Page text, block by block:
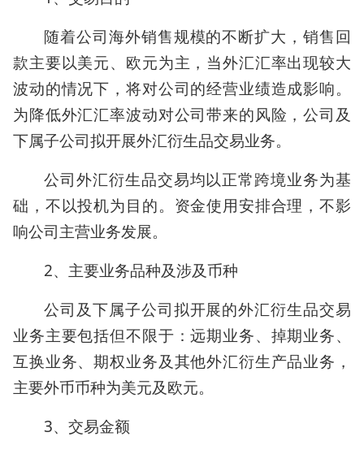
随着公司海外销售规模的不断扩大，销售回
款主要以美元、欧元为主，当外汇汇率出现较大
波动的情况下，将对公司的经营业绩造成影响。
为降低外汇汇率波动对公司带来的风险，公司及
下属子公司拟开展外汇衍生品交易业务。
公司外汇衍生品交易均以正常跨境业务为基
础，不以投机为目的。资金使用安排合理，不影
响公司主营业务发展。
2、主要业务品种及涉及币种
公司及下属子公司拟开展的外汇衍生品交易
业务主要包括但不限于：远期业务、掉期业务、
互换业务、期权业务及其他外汇衍生产品业务，
主要外币币种为美元及欧元。
3、交易金额